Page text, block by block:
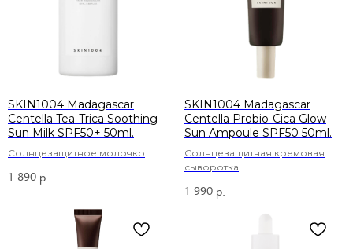
SKIN1004 Madagascar
Centella Tea-Trica Soothing
Sun Milk SPF50+ 50ml.
Солнцезащитное молочко
1 890 р.
SKIN1004 Madagascar
Centella Probio-Cica Glow
Sun Ampoule SPF50 50ml.
Солнцезащитная кремовая
сыворотка
1 990 р.